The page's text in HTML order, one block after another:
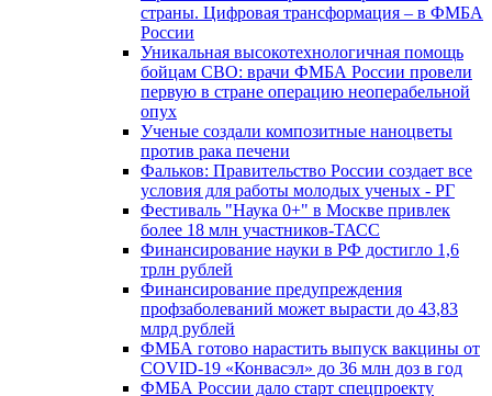
страны. Цифровая трансформация – в ФМБА
России
Уникальная высокотехнологичная помощь
бойцам СВО: врачи ФМБА России провели
первую в стране операцию неоперабельной
опух
Ученые создали композитные наноцветы
против рака печени
Фальков: Правительство России создает все
условия для работы молодых ученых - РГ
Фестиваль "Наука 0+" в Москве привлек
более 18 млн участников-ТАСС
Финансирование науки в РФ достигло 1,6
трлн рублей
Финансирование предупреждения
профзаболеваний может вырасти до 43,83
млрд рублей
ФМБА готово нарастить выпуск вакцины от
COVID-19 «Конвасэл» до 36 млн доз в год
ФМБА России дало старт спецпроекту